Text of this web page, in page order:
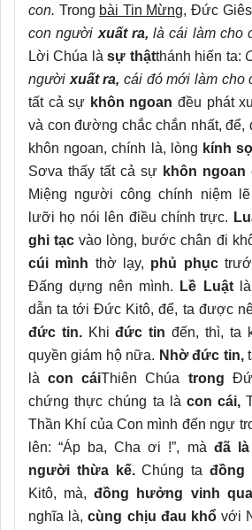
con. Trong bài Tin Mừng, Đức
con người xuất ra, là cái làm cho
Lời Chúa làsự thậtthánh hiến ta:
người xuất ra, cái đó mới làm cho
tất cả sự khôn ngoan đều phát
và con đường chắc chắn nhất,
khôn ngoan, chính là, lòng kính
Sơva thấy tất cả sự khôn ngoan
Miệng người công chính niệm lẽ
lưỡi họ nói lên điều chính trực.
ghi tạc vào lòng, bước chân đi
cúi mình thờ lạy, phủ phục
Đấng dựng nên mình.
Lề Luậtlà
dẫn ta tới Đức Kitô, để, ta được
đức tin.Khiđức tin đến, thì, ta
quyền giám hộ nữa. Nhờ đức tin,
làcon cáiThiên Chúa trong
chứng thực chúng ta là con cái,
Thần Khí của Con mình đến ngự
lên: “Áp ba, Cha ơi !”, mà đã
người thừa kế.Chúng ta đồng
Kitô, mà,đồng hưởng vinh
nghĩa là,cùng chịu đau khổvới